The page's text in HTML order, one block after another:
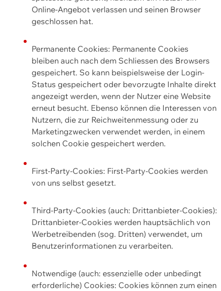
Online-Angebot verlassen und seinen Browser
geschlossen hat.
Permanente Cookies: Permanente Cookies
bleiben auch nach dem Schliessen des Browsers
gespeichert. So kann beispielsweise der Login-
Status gespeichert oder bevorzugte Inhalte direkt
angezeigt werden, wenn der Nutzer eine Website
erneut besucht. Ebenso können die Interessen von
Nutzern, die zur Reichweitenmessung oder zu
Marketingzwecken verwendet werden, in einem
solchen Cookie gespeichert werden.
First-Party-Cookies: First-Party-Cookies werden
von uns selbst gesetzt.
Third-Party-Cookies (auch: Drittanbieter-Cookies):
Drittanbieter-Cookies werden hauptsächlich von
Werbetreibenden (sog. Dritten) verwendet, um
Benutzerinformationen zu verarbeiten.
Notwendige (auch: essenzielle oder unbedingt
erforderliche) Cookies: Cookies können zum einen